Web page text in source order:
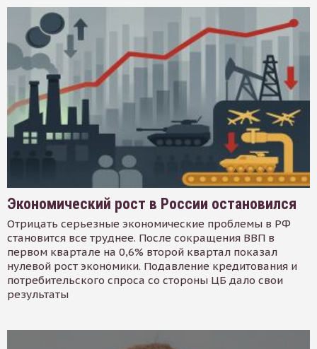
Экономический рост в России остановился
Отрицать серьезные экономические проблемы в РФ
становится все труднее. После сокращения ВВП в
первом квартале на 0,6% второй квартал показал
нулевой рост экономики. Подавление кредитования и
потребительского спроса со стороны ЦБ дало свои
результаты